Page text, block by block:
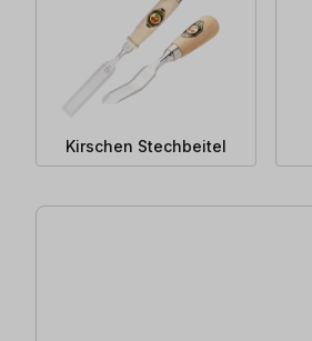
Kirschen Stechbeitel
64 Artikel gefunden